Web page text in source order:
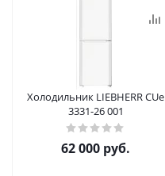
Холодильник LIEBHERR CUe
3331-26 001
62 000 руб.